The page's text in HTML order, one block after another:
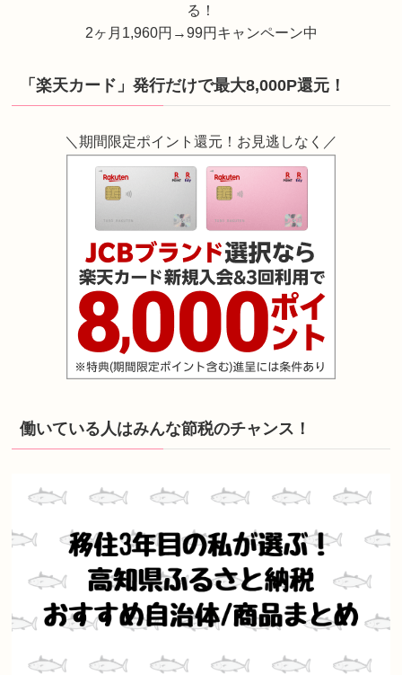
る！
2ヶ月1,960円→99円キャンペーン中
「楽天カード」発行だけで最大8,000P還元！
＼期間限定ポイント還元！お見逃しなく／
働いている人はみんな節税のチャンス！